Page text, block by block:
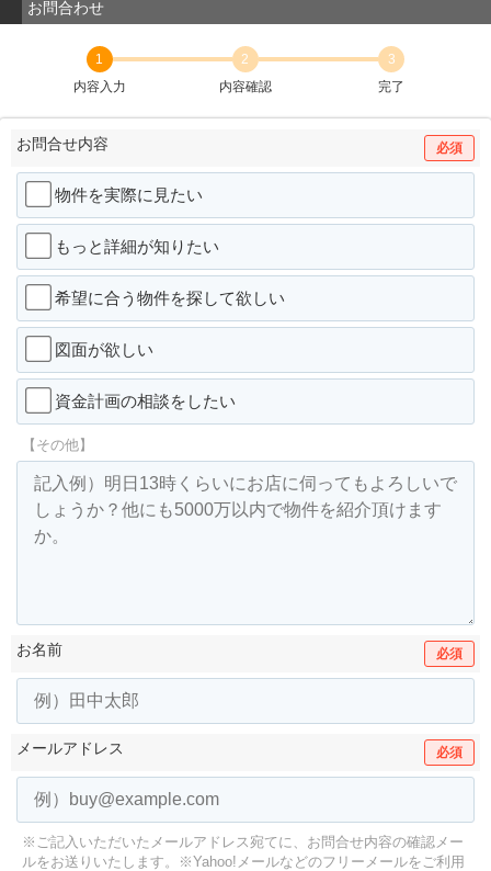
お問合わせ
1
内容入力
2
内容確認
3
完了
お問合せ内容 必須
物件を実際に見たい
もっと詳細が知りたい
希望に合う物件を探して欲しい
図面が欲しい
資金計画の相談をしたい
【その他】
お名前 必須
メールアドレス 必須
※ご記入いただいたメールアドレス宛てに、お問合せ内容の確認メー
ルをお送りいたします。
※Yahoo!メールなどのフリーメールをご利用